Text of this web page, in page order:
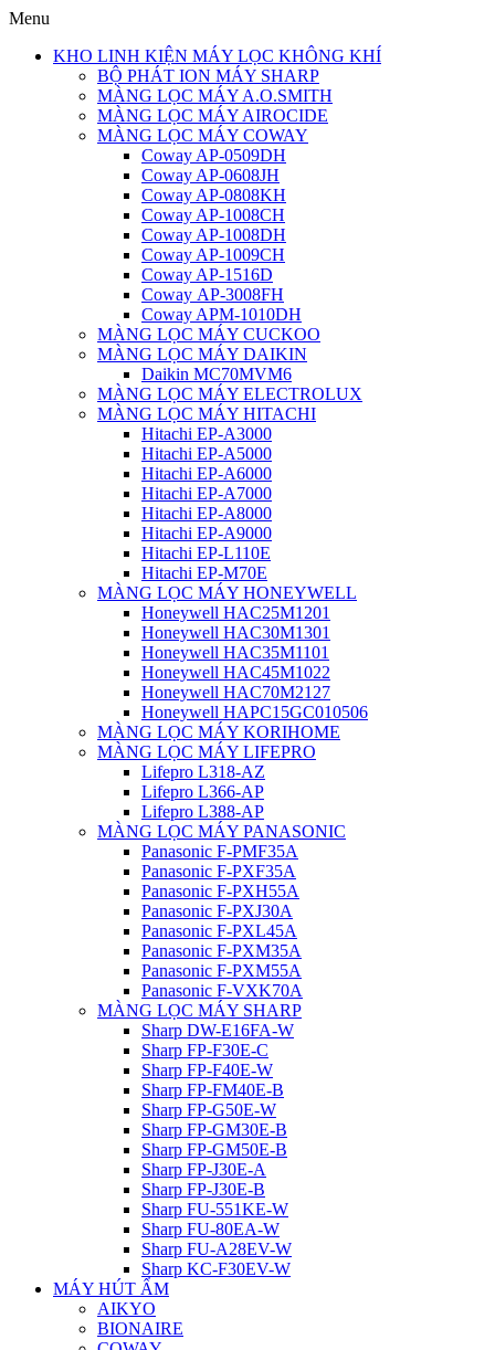
Menu
KHO LINH KIỆN MÁY LỌC KHÔNG KHÍ
BỘ PHÁT ION MÁY SHARP
MÀNG LỌC MÁY A.O.SMITH
MÀNG LỌC MÁY AIROCIDE
MÀNG LỌC MÁY COWAY
Coway AP-0509DH
Coway AP-0608JH
Coway AP-0808KH
Coway AP-1008CH
Coway AP-1008DH
Coway AP-1009CH
Coway AP-1516D
Coway AP-3008FH
Coway APM-1010DH
MÀNG LỌC MÁY CUCKOO
MÀNG LỌC MÁY DAIKIN
Daikin MC70MVM6
MÀNG LỌC MÁY ELECTROLUX
MÀNG LỌC MÁY HITACHI
Hitachi EP-A3000
Hitachi EP-A5000
Hitachi EP-A6000
Hitachi EP-A7000
Hitachi EP-A8000
Hitachi EP-A9000
Hitachi EP-L110E
Hitachi EP-M70E
MÀNG LỌC MÁY HONEYWELL
Honeywell HAC25M1201
Honeywell HAC30M1301
Honeywell HAC35M1101
Honeywell HAC45M1022
Honeywell HAC70M2127
Honeywell HAPC15GC010506
MÀNG LỌC MÁY KORIHOME
MÀNG LỌC MÁY LIFEPRO
Lifepro L318-AZ
Lifepro L366-AP
Lifepro L388-AP
MÀNG LỌC MÁY PANASONIC
Panasonic F-PMF35A
Panasonic F-PXF35A
Panasonic F-PXH55A
Panasonic F-PXJ30A
Panasonic F-PXL45A
Panasonic F-PXM35A
Panasonic F-PXM55A
Panasonic F-VXK70A
MÀNG LỌC MÁY SHARP
Sharp DW-E16FA-W
Sharp FP-F30E-C
Sharp FP-F40E-W
Sharp FP-FM40E-B
Sharp FP-G50E-W
Sharp FP-GM30E-B
Sharp FP-GM50E-B
Sharp FP-J30E-A
Sharp FP-J30E-B
Sharp FU-551KE-W
Sharp FU-80EA-W
Sharp FU-A28EV-W
Sharp KC-F30EV-W
MÁY HÚT ẨM
AIKYO
BIONAIRE